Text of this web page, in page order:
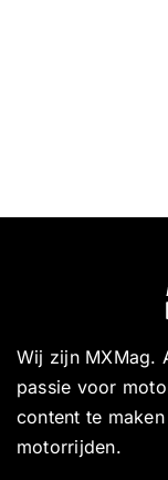
Wij zijn MXMag.
passie voor
content te
motorrijden.